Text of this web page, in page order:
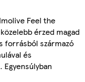
Feel the
érzed magad
forrásból származó
és